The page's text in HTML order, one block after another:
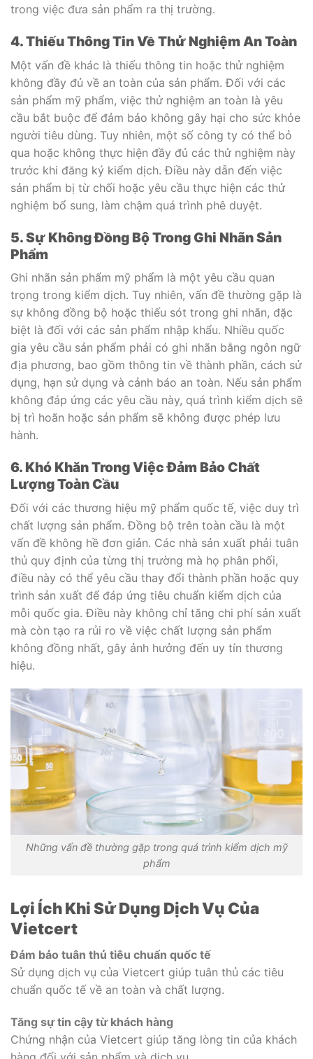
trong việc đưa sản phẩm ra thị trường.
4. Thiếu Thông Tin Về Thử Nghiệm An Toàn
Một vấn đề khác là thiếu thông tin hoặc thử nghiệm
không đầy đủ về an toàn của sản phẩm. Đối với các
sản phẩm mỹ phẩm, việc thử nghiệm an toàn là yêu
cầu bắt buộc để đảm bảo không gây hại cho sức khỏe
người tiêu dùng. Tuy nhiên, một số công ty có thể bỏ
qua hoặc không thực hiện đầy đủ các thử nghiệm này
trước khi đăng ký kiểm dịch. Điều này dẫn đến việc
sản phẩm bị từ chối hoặc yêu cầu thực hiện các thử
nghiệm bổ sung, làm chậm quá trình phê duyệt.
5. Sự Không Đồng Bộ Trong Ghi Nhãn Sản
Phẩm
Ghi nhãn sản phẩm mỹ phẩm là một yêu cầu quan
trọng trong kiểm dịch. Tuy nhiên, vấn đề thường gặp là
sự không đồng bộ hoặc thiếu sót trong ghi nhãn, đặc
biệt là đối với các sản phẩm nhập khẩu. Nhiều quốc
gia yêu cầu sản phẩm phải có ghi nhãn bằng ngôn ngữ
địa phương, bao gồm thông tin về thành phần, cách sử
dụng, hạn sử dụng và cảnh báo an toàn. Nếu sản phẩm
không đáp ứng các yêu cầu này, quá trình kiểm dịch sẽ
bị trì hoãn hoặc sản phẩm sẽ không được phép lưu
hành.
6. Khó Khăn Trong Việc Đảm Bảo Chất
Lượng Toàn Cầu
Đối với các thương hiệu mỹ phẩm quốc tế, việc duy trì
chất lượng sản phẩm. Đồng bộ trên toàn cầu là một
vấn đề không hề đơn giản. Các nhà sản xuất phải tuân
thủ quy định của từng thị trường mà họ phân phối,
điều này có thể yêu cầu thay đổi thành phần hoặc quy
trình sản xuất để đáp ứng tiêu chuẩn kiểm dịch của
mỗi quốc gia. Điều này không chỉ tăng chi phí sản xuất
mà còn tạo ra rủi ro về việc chất lượng sản phẩm
không đồng nhất, gây ảnh hưởng đến uy tín thương
hiệu.
Những vấn đề thường gặp trong quá trình kiểm dịch mỹ
phẩm
Lợi Ích Khi Sử Dụng Dịch Vụ Của
Vietcert
Đảm bảo tuân thủ tiêu chuẩn quốc tế
Sử dụng dịch vụ của Vietcert giúp tuân thủ các tiêu
chuẩn quốc tế về an toàn và chất lượng.
Tăng sự tin cậy từ khách hàng
Chứng nhận của Vietcert giúp tăng lòng tin của khách